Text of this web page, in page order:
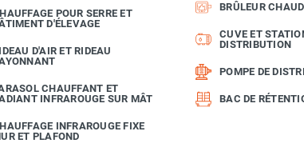
POUR SERRE ET
D'ÉLEVAGE
D'AIR ET RIDEAU
CHAUFFANT ET
INFRAROUGE SUR MÂT
INFRAROUGE FIXE
ET PLAFOND
BRÛLEUR
CUVE ET
DISTRIBUTION
POMPE DE
BAC DE